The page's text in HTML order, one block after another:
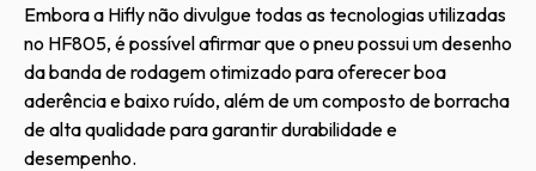
Embora a Hifly não divulgue todas as tecnologias utilizadas
no HF805, é possível afirmar que o pneu possui um desenho
da banda de rodagem otimizado para oferecer boa
aderência e baixo ruído, além de um composto de borracha
de alta qualidade para garantir durabilidade e
desempenho.